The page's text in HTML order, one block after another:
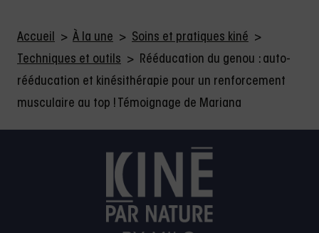
Accueil > À la une > Soins et pratiques kiné >
Techniques et outils > Rééducation du genou : auto-
rééducation et kinésithérapie pour un renforcement
musculaire au top ! Témoignage de Mariana